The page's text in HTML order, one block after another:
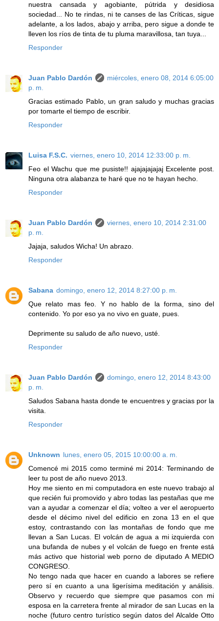
nuestra cansada y agobiante, pútrida y desidiosa
sociedad... No te rindas, ni te canses de las Críticas, sigue
adelante, a los lados, abajo y arriba, pero sigue a donde te
lleven los ríos de tinta de tu pluma maravillosa, tan tuya...
Responder
Juan Pablo Dardón
miércoles, enero 08, 2014 6:05:00
p. m.
Gracias estimado Pablo, un gran saludo y muchas gracias
por tomarte el tiempo de escribir.
Responder
Luisa F.S.C. viernes, enero 10, 2014 12:33:00 p. m.
Feo el Wachu que me pusiste!! ajajajajajaj Excelente post.
Ninguna otra alabanza te haré que no te hayan hecho.
Responder
Juan Pablo Dardón
viernes, enero 10, 2014 2:31:00
p. m.
Jajaja, saludos Wicha! Un abrazo.
Responder
Sabana domingo, enero 12, 2014 8:27:00 p. m.
Que relato mas feo. Y no hablo de la forma, sino del
contenido. Yo por eso ya no vivo en guate, pues.
Deprimente su saludo de año nuevo, usté.
Responder
Juan Pablo Dardón
domingo, enero 12, 2014 8:43:00
p. m.
Saludos Sabana hasta donde te encuentres y gracias por la
visita.
Responder
Unknown lunes, enero 05, 2015 10:00:00 a. m.
Comencé mi 2015 como terminé mi 2014: Terminando de
leer tu post de año nuevo 2013.
Hoy me siento en mi computadora en este nuevo trabajo al
que recién fui promovido y abro todas las pestañas que me
van a ayudar a comenzar el día; volteo a ver el aeropuerto
desde el décimo nivel del edificio en zona 13 en el que
estoy, contrastando con las montañas de fondo que me
llevan a San Lucas. El volcán de agua a mi izquierda con
una bufanda de nubes y el volcán de fuego en frente está
más activo que historial web porno de diputado A MEDIO
CONGRESO.
No tengo nada que hacer en cuando a labores se refiere
pero sí en cuanto a una ligerísima meditación y análisis.
Observo y recuerdo que siempre que pasamos con mi
esposa en la carretera frente al mirador de san Lucas en la
noche (futuro centro turístico según datos del Alcalde Otto